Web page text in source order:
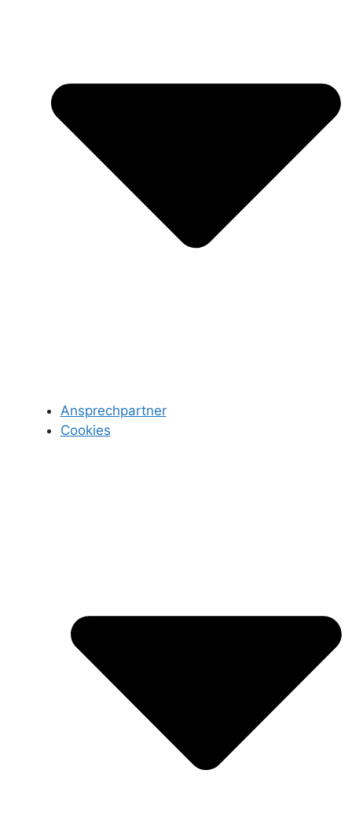
Ansprechpartner
Cookies